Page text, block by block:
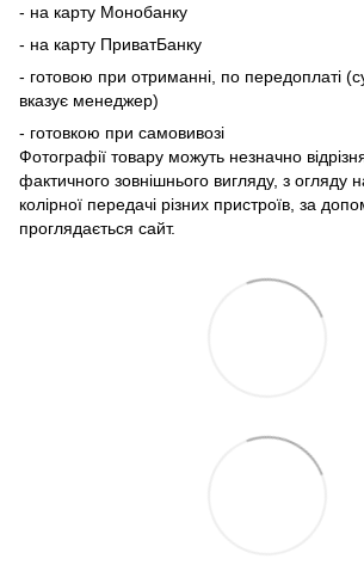
- на карту Монобанку
- на карту ПриватБанку
- готовою при отриманні, по передоплаті
вказує менеджер)
- готовкою при самовивозі
Фотографії товару можуть незначно
фактичного зовнішнього вигляду, з огляду
колірної передачі різних пристроїв, за
проглядається сайт.